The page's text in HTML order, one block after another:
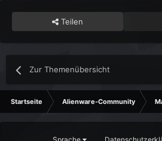
Teilen
Zur Themenübersicht
Startseite Alienware-Community